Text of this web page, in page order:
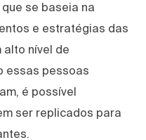
se baseia na
e estratégias das
alto nível de
essas pessoas
é possível
ser replicados para